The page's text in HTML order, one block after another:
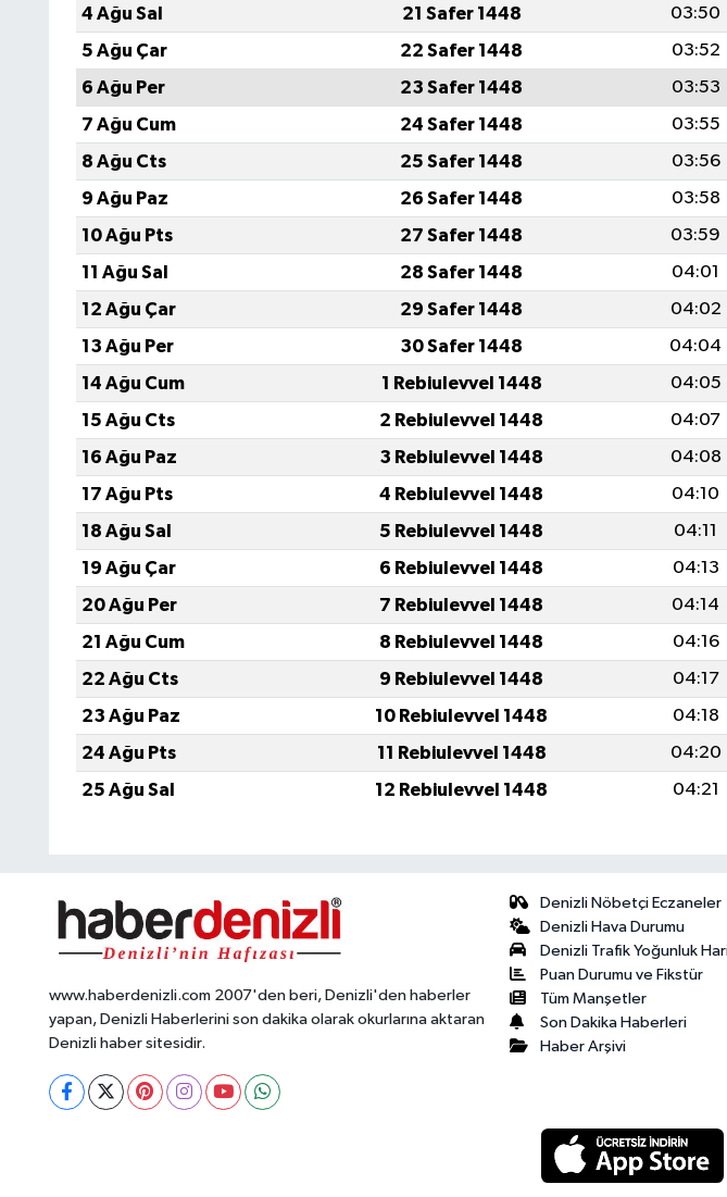
4 Ağu Sal
21 Safer 1448 03:50
5 Ağu Çar
22 Safer 1448 03:52
6 Ağu Per
23 Safer 1448 03:53
7 Ağu Cum
24 Safer 1448 03:55
8 Ağu Cts
25 Safer 1448 03:56
9 Ağu Paz
26 Safer 1448 03:58
10 Ağu Pts
27 Safer 1448 03:59
11 Ağu Sal
28 Safer 1448 04:01
12 Ağu Çar
29 Safer 1448 04:02
13 Ağu Per
30 Safer 1448 04:04
14 Ağu Cum
1 Rebiulevvel 1448 04:05
15 Ağu Cts
2 Rebiulevvel 1448 04:07
16 Ağu Paz
3 Rebiulevvel 1448 04:08
17 Ağu Pts
4 Rebiulevvel 1448 04:10
18 Ağu Sal
5 Rebiulevvel 1448 04:11
19 Ağu Çar
6 Rebiulevvel 1448 04:13
20 Ağu Per
7 Rebiulevvel 1448 04:14
21 Ağu Cum
8 Rebiulevvel 1448 04:16
22 Ağu Cts
9 Rebiulevvel 1448 04:17
23 Ağu Paz
10 Rebiulevvel 1448 04:18
24 Ağu Pts
11 Rebiulevvel 1448 04:20
25 Ağu Sal
12 Rebiulevvel 1448 04:21
www.haberdenizli.com 2007'den beri, Denizli'den haberler
yapan, Denizli Haberlerini son dakika olarak okurlarına aktaran
Denizli haber sitesidir.
Denizli Nöbetçi Eczaneler
Denizli Hava Durumu
Denizli Trafik Yoğunluk
Puan Durumu ve Fikstür
Tüm Manşetler
Son Dakika Haberleri
Haber Arşivi